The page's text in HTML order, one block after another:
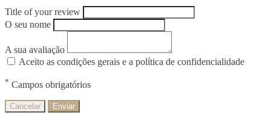
Title of your review
O seu nome
A sua avaliação
Aceito as condições gerais e a política de confidencialidade
* Campos obrigatórios
Cancelar Enviar